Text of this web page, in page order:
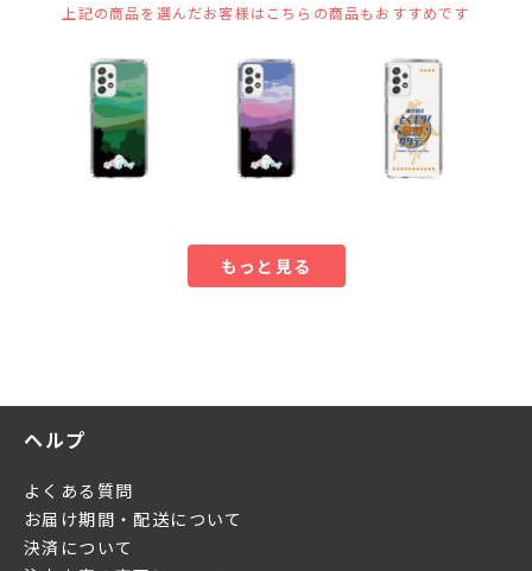
上記の商品を選んだお客様はこちらの商品もおすすめです
もっと見る
ヘルプ
よくある質問
お届け期間・配送について
決済について